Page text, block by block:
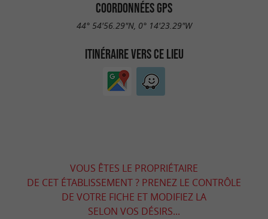
COORDONNÉES GPS
44° 54'56.29"N, 0° 14'23.29"W
ITINÉRAIRE VERS CE LIEU
VOUS ÊTES LE PROPRIÉTAIRE
DE CET ÉTABLISSEMENT ? PRENEZ LE CONTRÔLE
DE VOTRE FICHE ET MODIFIEZ LA
SELON VOS DÉSIRS...